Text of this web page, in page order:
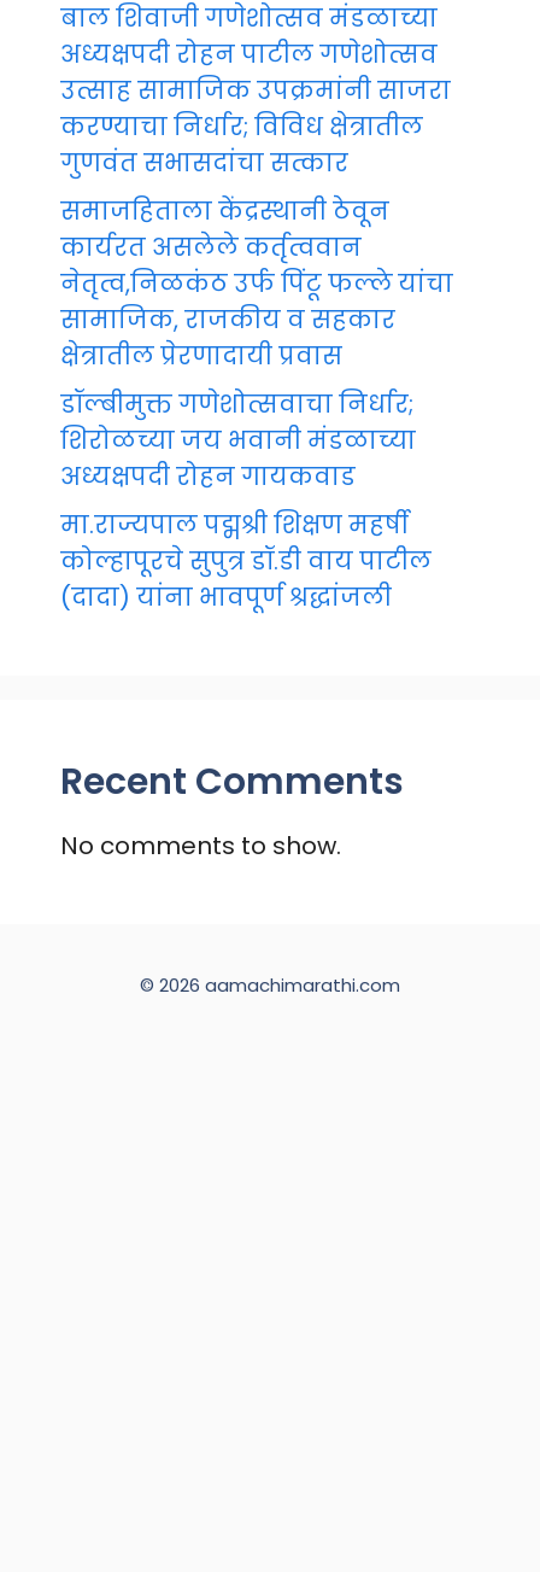
बाल शिवाजी गणेशोत्सव मंडळाच्या
अध्यक्षपदी रोहन पाटील गणेशोत्सव
उत्साह सामाजिक उपक्रमांनी साजरा
करण्याचा निर्धार; विविध क्षेत्रातील
गुणवंत सभासदांचा सत्कार
समाजहिताला केंद्रस्थानी ठेवून
कार्यरत असलेले कर्तृत्ववान
नेतृत्व,निळकंठ उर्फ पिंटू फल्ले यांचा
सामाजिक, राजकीय व सहकार
क्षेत्रातील प्रेरणादायी प्रवास
डॉल्बीमुक्त गणेशोत्सवाचा निर्धार;
शिरोळच्या जय भवानी मंडळाच्या
अध्यक्षपदी रोहन गायकवाड
मा.राज्यपाल पद्मश्री शिक्षण महर्षी
कोल्हापूरचे सुपुत्र डॉ.डी वाय पाटील
(दादा) यांना भावपूर्ण श्रद्धांजली
Recent Comments
No comments to show.
© 2026 aamachimarathi.com